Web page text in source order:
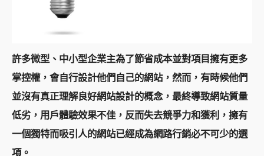
許多微型、中小型企業主為了節省成本並對項目擁有更多
掌控權，會自行設計他們自己的網站，然而，有時候他們
並沒有真正理解良好網站設計的概念，最終導致網站質量
低劣，用戶體驗效果不佳，反而失去競爭力和獲利，擁有
一個獨特而吸引人的網站已經成為網路行銷必不可少的選
項。